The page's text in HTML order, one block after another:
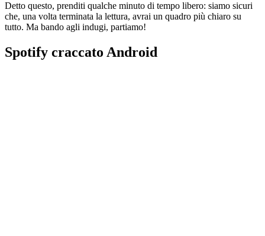
Detto questo, prenditi qualche minuto di tempo libero: siamo sicuri
che, una volta terminata la lettura, avrai un quadro più chiaro su
tutto. Ma bando agli indugi, partiamo!
Spotify craccato Android